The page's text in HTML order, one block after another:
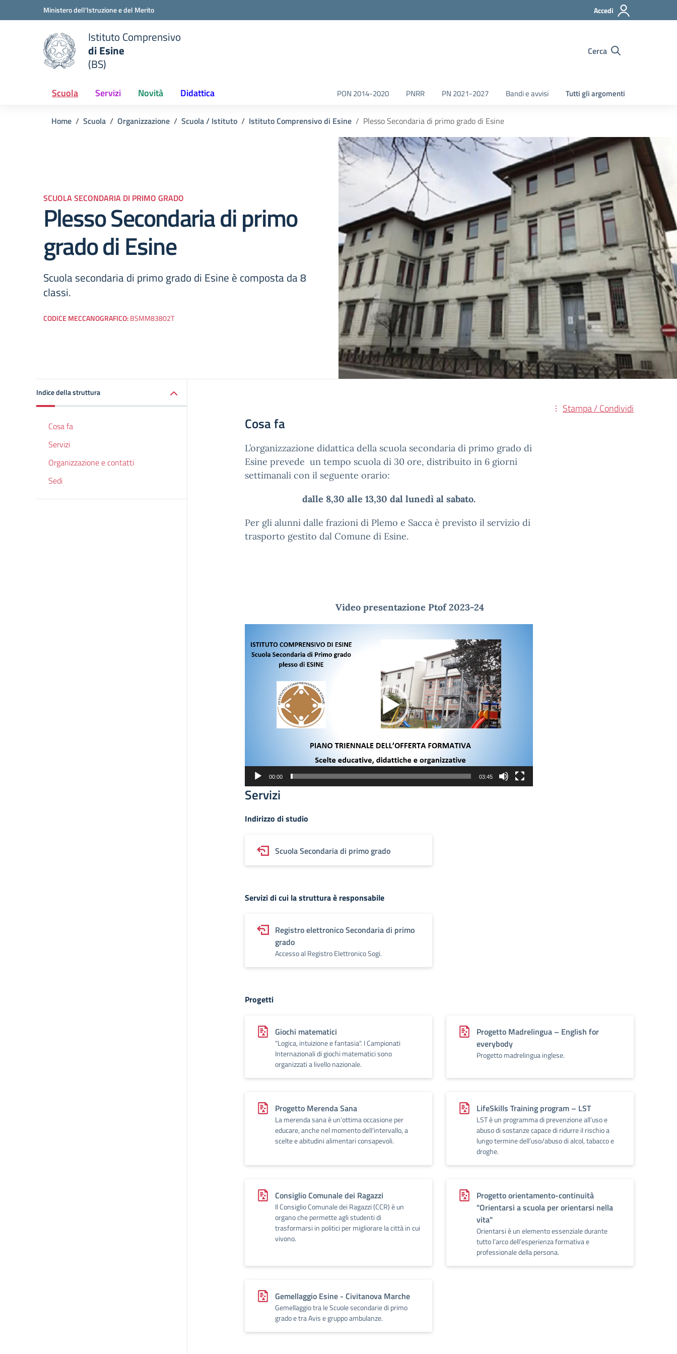
Vai ai contenuti
Vai al menu di navigazioneMinistero dell'Istruzione e del Merito Accedi
scuola
Istituto Comprensivo
di Esine
(BS)
Cerca
Scuola Servizi Novità Didattica PON 2014-2020 PNRR PN 2021-2027 Bandi e avvisi Tutti gli argomenti
Home Scuola Organizzazione Scuola / Istituto Istituto Comprensivo di Esine Plesso Secondaria di primo grado di Esine
SCUOLA SECONDARIA DI PRIMO GRADO
Plesso Secondaria di primo
grado di Esine
Scuola secondaria di primo grado di Esine è composta da 8
classi.
CODICE MECCANOGRAFICO:BSMM83802T
Indice della struttura
Cosa fa
Servizi
Organizzazione e contatti
Sedi
Stampa / Condividi
Cosa fa
L’organizzazione didattica della scuola secondaria di primo grado di
Esine prevede un tempo scuola di 30 ore, distribuito in 6 giorni
settimanali con il seguente orario:
dalle 8,30 alle 13,30 dal lunedì al sabato.
Per gli alunni dalle frazioni di Plemo e Sacca è previsto il servizio di
trasporto gestito dal Comune di Esine.
Video presentazione Ptof 2023-24
Player
00:00 03:45
Servizi
Indirizzo di studio
Scuola Secondaria di primo grado
Servizi di cui la struttura è responsabile
Registro elettronico Secondaria di primo
grado
Accesso al Registro Elettronico Sogi.
Progetti
Giochi matematici
"Logica, intuizione e fantasia". I Campionati
Internazionali di giochi matematici sono
organizzati a livello nazionale.
Progetto Madrelingua – English for
everybody
Progetto madrelingua inglese.
Progetto Merenda Sana
La merenda sana è un’ottima occasione per
educare, anche nel momento dell’intervallo, a
scelte e abitudini alimentari consapevoli.
LifeSkills Training program – LST
LST è un programma di prevenzione all’uso e
abuso di sostanze capace di ridurre il rischio a
lungo termine dell’uso/abuso di alcol, tabacco e
droghe.
Consiglio Comunale dei Ragazzi
Il Consiglio Comunale dei Ragazzi (CCR) è un
organo che permette agli studenti di
trasformarsi in politici per migliorare la città in cui
vivono.
Progetto orientamento-continuità
"Orientarsi a scuola per orientarsi nella
vita"
Orientarsi è un elemento essenziale durante
tutto l’arco dell’esperienza formativa e
professionale della persona.
Gemellaggio Esine - Civitanova Marche
Gemellaggio tra le Scuole secondarie di primo
grado e tra Avis e gruppo ambulanze.